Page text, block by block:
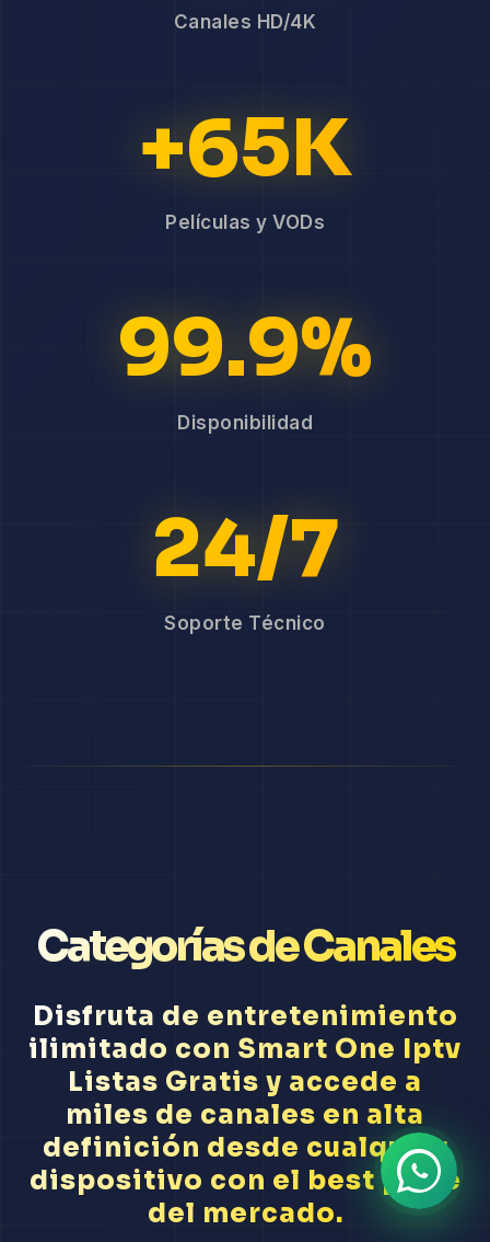
Canales HD/4K
+65K
Películas y VODs
99.9%
Disponibilidad
24/7
Soporte Técnico
Categorías de Canales
Disfruta de entretenimiento
ilimitado con Smart One Iptv
Listas Gratis y accede a
miles de canales en alta
definición desde cualquier
dispositivo con el best price
del mercado.